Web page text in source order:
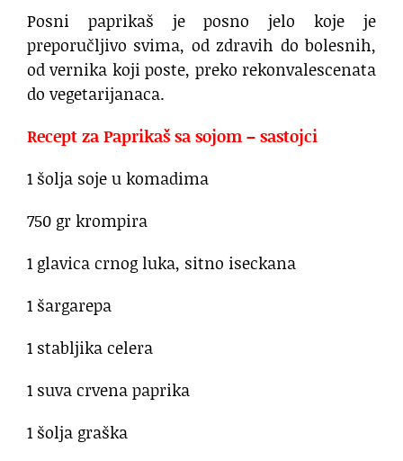
Posni paprikaš je posno jelo koje je
preporučljivo svima, od zdravih do bolesnih,
od vernika koji poste, preko rekonvalescenata
do vegetarijanaca.
Recept za Paprikaš sa sojom – sastojci
1 šolja soje u komadima
750 gr krompira
1 glavica crnog luka, sitno iseckana
1 šargarepa
1 stabljika celera
1 suva crvena paprika
1 šolja graška